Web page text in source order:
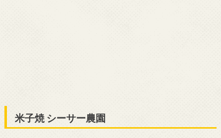
米子焼 シーサー農園